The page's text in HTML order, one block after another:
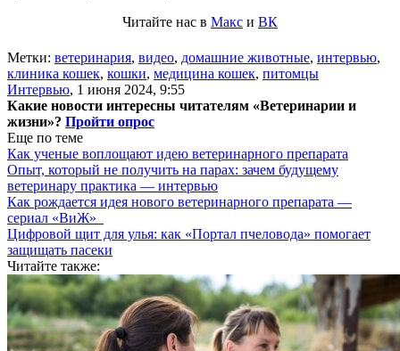
Читайте нас в Макс и ВК
Метки: ветеринария, видео, домашние животные, интервью,
клиника кошек, кошки, медицина кошек, питомцы
Интервью, 1 июня 2024, 9:55
Какие новости интересны читателям «Ветеринарии и
жизни»? Пройти опрос
Еще по теме
Как ученые воплощают идею ветеринарного препарата
Опыт, который не получить на парах: зачем будущему
ветеринару практика — интервью
Как рождается идея нового ветеринарного препарата —
сериал «ВиЖ»
Цифровой щит для улья: как «Портал пчеловода» помогает
защищать пасеки
Читайте также: